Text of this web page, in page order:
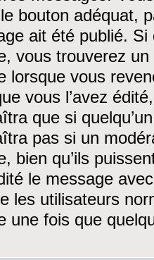
bouton adéquat,
ait été publié. Si
vous trouverez
lorsque vous
vous l’avez
que si
pas si un
bien qu’ils
le message
les utilisateurs
une fois que